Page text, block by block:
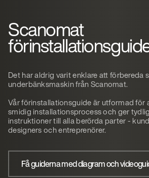
Scanomat
Det har aldrig varit enklare att förbereda
underbänksmaskin från Scanomat.
Vår förinstallationsguide är utformad för
smidig installationsprocess och ger
instruktioner till alla berörda parter -
designers och entreprenörer.
Få guiderna med diagram och